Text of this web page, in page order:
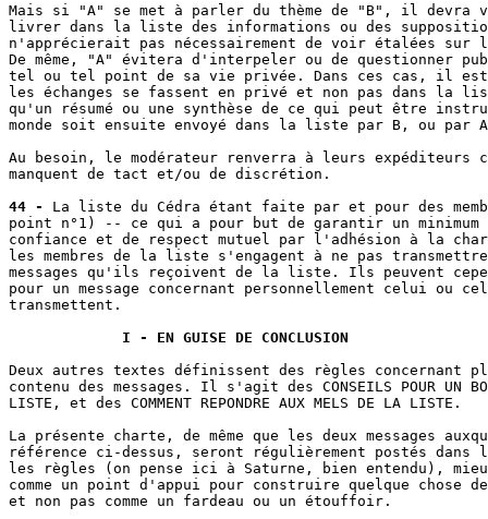
Mais si "A" se met à parler du thème de "B", il devra
livrer dans la liste des informations ou des
n'apprécierait pas nécessairement de voir étalées sur
De même, "A" évitera d'interpeler ou de questionner
tel ou tel point de sa vie privée. Dans ces cas, il est
les échanges se fassent en privé et non pas dans la
qu'un résumé ou une synthèse de ce qui peut être
monde soit ensuite envoyé dans la liste par B, ou par
Au besoin, le modérateur renverra à leurs expéditeurs
manquent de tact et/ou de discrétion.
44 -
La liste du Cédra étant faite par et pour des
point n°1) -- ce qui a pour but de garantir un minimum
confiance et de respect mutuel par l'adhésion à la
les membres de la liste s'engagent à ne pas
messages qu'ils reçoivent de la liste. Ils peuvent
pour un message concernant personnellement celui ou
transmettent.
I - EN GUISE DE CONCLUSION
Deux autres textes définissent des règles concernant
contenu des messages. Il s'agit des CONSEILS POUR UN BON
LISTE, et des COMMENT REPONDRE AUX MELS DE LA LISTE.
La présente charte, de même que les deux messages
référence ci-dessus, seront régulièrement postés dans
les règles (on pense ici à Saturne, bien entendu),
comme un point d'appui pour construire quelque chose
et non pas comme un fardeau ou un étouffoir.